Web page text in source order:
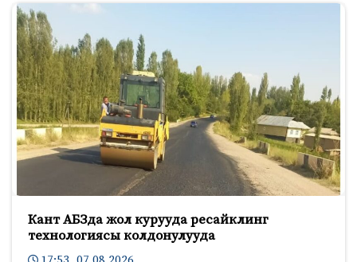
Кант АБЗда жол курууда ресайклинг
технологиясы колдонулууда